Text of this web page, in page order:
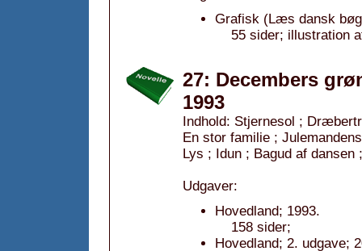
Grafisk (Læs dansk
55 sider; illustration
27: Decembers
1993
Indhold: Stjernesol ;
En stor familie ;
Lys ; Idun ; Bagud af
Udgaver:
Hovedland; 1993.
158 sider;
Hovedland; 2. udgave;